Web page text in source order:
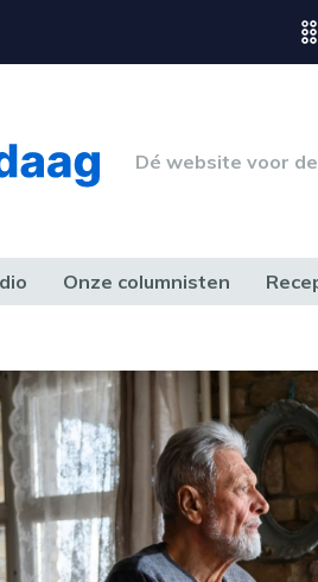
Dé website voor
Onze columnisten